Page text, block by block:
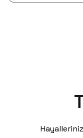
TeklifAl!